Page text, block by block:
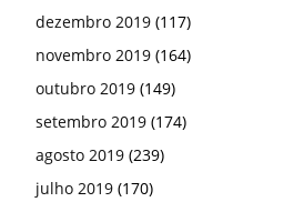
dezembro 2019 (117)
novembro 2019 (164)
outubro 2019 (149)
setembro 2019 (174)
agosto 2019 (239)
julho 2019 (170)